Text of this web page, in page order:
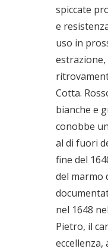
spiccate
e
uso in
Cotta.
bianche e
conobbe
al di fuori
fine del
del marmo
nel 1648
Pietro, il
eccellenza,